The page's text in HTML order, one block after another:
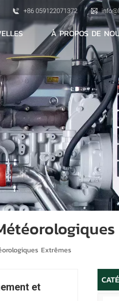
+86 059122071372
À PROPOS DE
Extrêmes
et